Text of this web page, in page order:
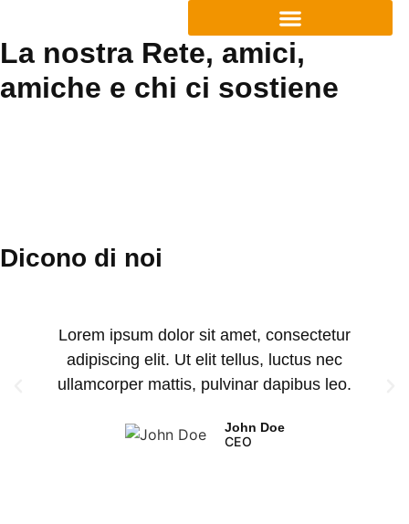
La nostra Rete, amici,
amiche e chi ci sostiene
Dicono di noi
Lorem ipsum dolor sit amet, consectetur
adipiscing elit. Ut elit tellus, luctus nec
ullamcorper mattis, pulvinar dapibus leo.
John Doe
CEO